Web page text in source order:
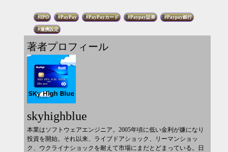
IPO PayPay PayPayカード Paypay証券 Paypay銀行
連携設定
著者プロフィール
skyhighblue
本業はソフトウェアエンジニア。2005年頃に低い金利が嫌になり
投資を開始。それ以来、ライブドアショック、リーマンショッ
ク、ウクライナショックを耐えて市場にまだとどまっている。日